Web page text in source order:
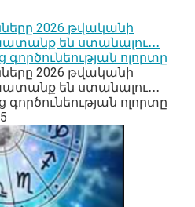
2026 թվականի
են ստանալու․․․
ոլորտը
2026 թվականի
են ստանալու․․․
ոլորտը